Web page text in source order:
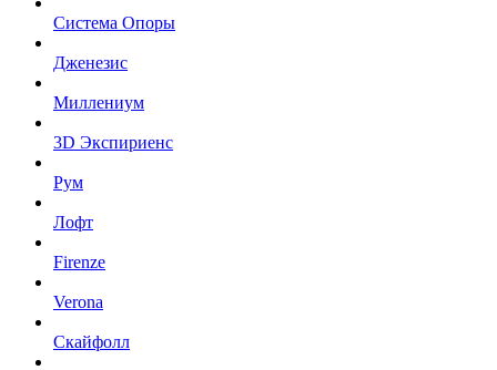
Система Опоры
Дженезис
Миллениум
3D Экспириенс
Рум
Лофт
Firenze
Verona
Скайфолл